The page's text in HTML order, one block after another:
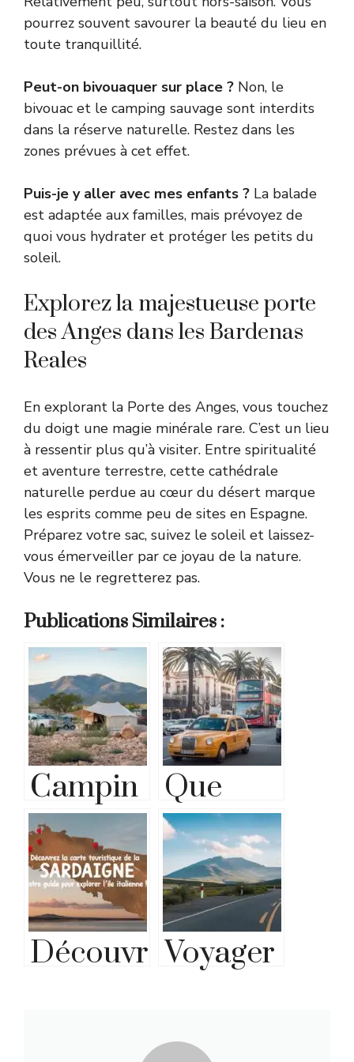
pourrez souvent savourer la beauté du lieu en
toute tranquillité.
Peut-on bivouaquer sur place ? Non, le
bivouac et le camping sauvage sont interdits
dans la réserve naturelle. Restez dans les
zones prévues à cet effet.
Puis-je y aller avec mes enfants ? La balade
est adaptée aux familles, mais prévoyez de
quoi vous hydrater et protéger les petits du
soleil.
Explorez la majestueuse porte
des Anges dans les Bardenas
Reales
En explorant la Porte des Anges, vous touchez
du doigt une magie minérale rare. C’est un lieu
à ressentir plus qu’à visiter. Entre spiritualité
et aventure terrestre, cette cathédrale
naturelle perdue au cœur du désert marque
les esprits comme peu de sites en Espagne.
Préparez votre sac, suivez le soleil et laissez-
vous émerveiller par ce joyau de la nature.
Vous ne le regretterez pas.
Publications Similaires :
Campin
g de Car
Luxe:
Vivez
l’aventur
e en
Que
faire à
Malaga :
découvr
ez
toutes
activités
Découvr Voyager